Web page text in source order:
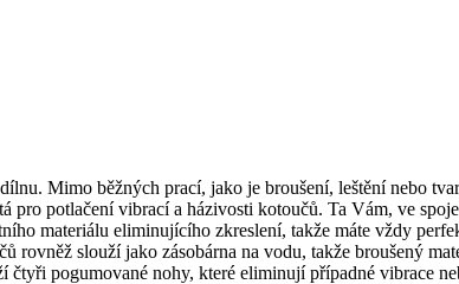
Mimo běžných prací, jako je broušení, leštění nebo
potlačení vibrací a házivosti kotoučů. Ta Vám, ve
materiálu eliminujícího zkreslení, takže máte vždy
slouží jako zásobárna na vodu, takže broušený
pogumované nohy, které eliminují případné vibrace